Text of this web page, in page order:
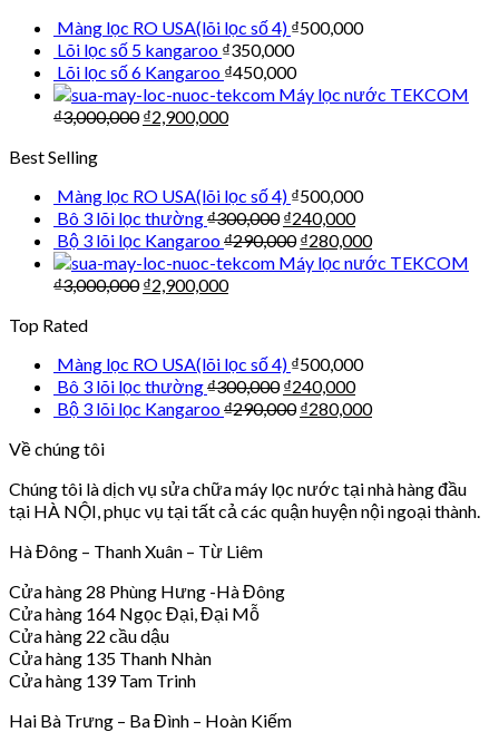
Màng lọc RO USA(lõi lọc số 4) ₫500,000
Lõi lọc số 5 kangaroo ₫350,000
Lõi lọc số 6 Kangaroo ₫450,000
Máy lọc nước TEKCOM
₫3,000,000 ₫2,900,000
Best Selling
Màng lọc RO USA(lõi lọc số 4) ₫500,000
Bô 3 lõi lọc thường₫300,000 ₫240,000
Bộ 3 lõi lọc Kangaroo₫290,000 ₫280,000
Máy lọc nước TEKCOM
₫3,000,000 ₫2,900,000
Top Rated
Màng lọc RO USA(lõi lọc số 4) ₫500,000
Bô 3 lõi lọc thường₫300,000 ₫240,000
Bộ 3 lõi lọc Kangaroo₫290,000 ₫280,000
Về chúng tôi
Chúng tôi là dịch vụ sửa chữa máy lọc nước tại nhà hàng đầu
tại HÀ NỘI, phục vụ tại tất cả các quận huyện nội ngoại thành.
Hà Đông – Thanh Xuân – Từ Liêm
Cửa hàng 28 Phùng Hưng -Hà Đông
Cửa hàng 164 Ngọc Đại, Đại Mỗ
Cửa hàng 22 cầu dậu
Cửa hàng 135 Thanh Nhàn
Cửa hàng 139 Tam Trinh
Hai Bà Trưng – Ba Đình – Hoàn Kiếm